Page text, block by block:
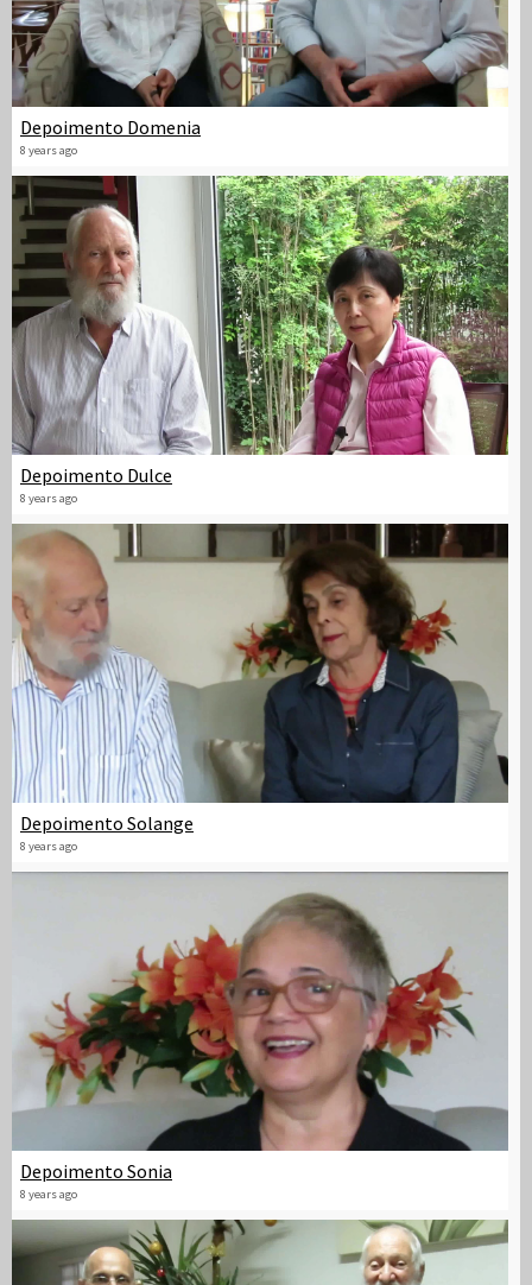
Depoimento Domenia
8 years ago
Depoimento Dulce
8 years ago
Depoimento Solange
8 years ago
Depoimento Sonia
8 years ago